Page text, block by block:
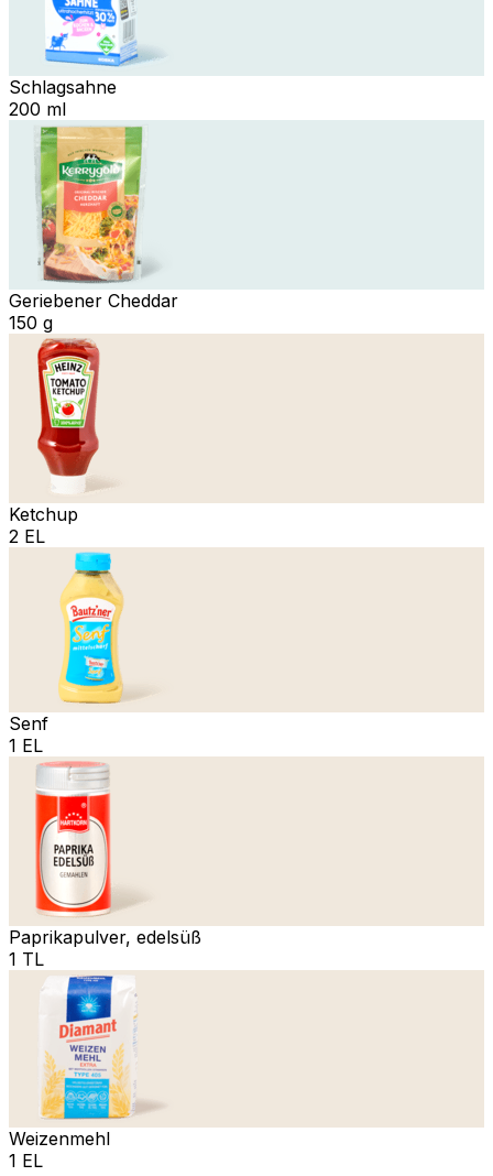
Schlagsahne
200 ml
Geriebener Cheddar
150 g
Ketchup
2 EL
Senf
1 EL
Paprikapulver, edelsüß
1 TL
Weizenmehl
1 EL